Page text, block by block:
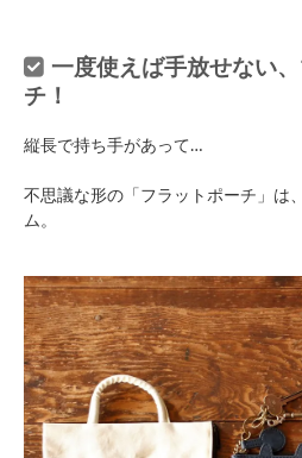
一度使えば手放せない
チ！
縦長で持ち手があって…
不思議な形の「フラットポーチ」は
ム。